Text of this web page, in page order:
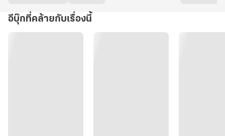
อีบุ๊กที่คล้ายกับเรื่องนี้